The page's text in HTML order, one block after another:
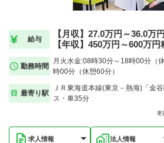
給与
【月収】27.0万円～36.0万
【年収】450万円～600万
勤務時間
月火水金:08時30分～18時00分（
時00分（休憩60分）
最寄り駅
ＪＲ東海道本線(東京－熱海)「金
ス・車35分
更
求人情報 法人情報